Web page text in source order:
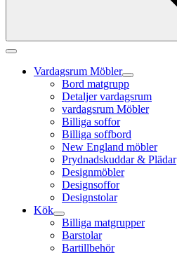
Vardagsrum Möbler
Bord matgrupp
Detaljer vardagsrum
vardagsrum Möbler
Billiga soffor
Billiga soffbord
New England möbler
Prydnadskuddar & Plädar
Designmöbler
Designsoffor
Designstolar
Kök
Billiga matgrupper
Barstolar
Bartillbehör